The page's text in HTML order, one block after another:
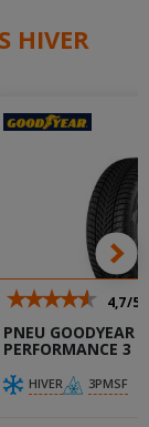
HIVER
4,7/5
PNEU GOODYEAR
PERFORMANCE 3
HIVER 3PMSF